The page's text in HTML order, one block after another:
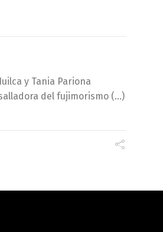
y Tania Pariona
del fujimorismo (…)